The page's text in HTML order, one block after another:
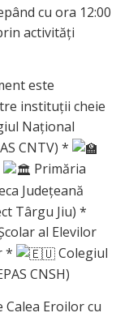
cu ora 12:00
activități
este
instituții cheie
Național
CNTV) *
Primăria
Județeană
Târgu Jiu) *
al Elevilor
*
Colegiul
CNSH)
Calea Eroilor cu